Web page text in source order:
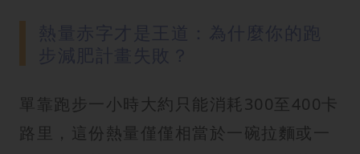
單靠跑步一小時大約只能消耗300至400卡
路里，這份熱量僅僅相當於一碗拉麵或一